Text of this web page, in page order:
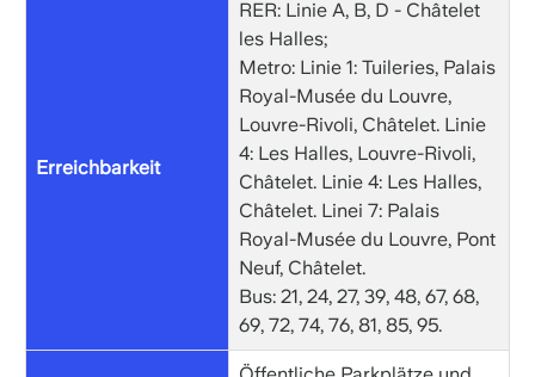
Erreichbarkeit
RER: Linie A, B, D - Châtelet
les Halles;
Metro: Linie 1: Tuileries, Palais
Royal-Musée du Louvre,
Louvre-Rivoli, Châtelet. Linie
4: Les Halles, Louvre-Rivoli,
Châtelet. Linie 4: Les Halles,
Châtelet. Linei 7: Palais
Royal-Musée du Louvre, Pont
Neuf, Châtelet.
Bus: 21, 24, 27, 39, 48, 67, 68,
69, 72, 74, 76, 81, 85, 95.